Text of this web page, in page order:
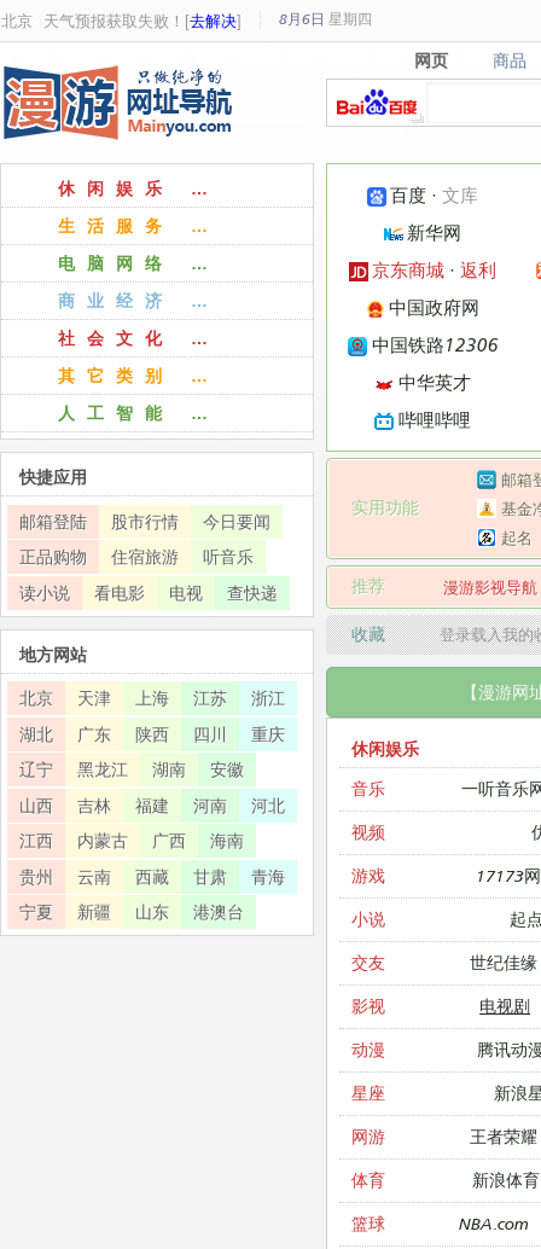
北京 天气预报获取失败！[去解决] 8月6日 星期四
网页
网页 商品
商品
百度 ·文库
新华网
京东商城 ·返利
中国政府网
中国铁路12306
中华英才
哔哩哔哩
实用功能
邮箱
基金
起名
推荐 漫游影视导航
收藏 登录载入我
【漫游网
休闲娱乐
音乐
一听音乐
视频
游戏 17173
小说 起
交友 世纪佳缘
影视 电视剧
动漫 腾讯动
星座 新浪
网游 王者荣耀
体育 新浪体育
篮球 NBA.com
休闲娱乐 …
生活服务 …
电脑网络 …
商业经济 …
社会文化 …
其它类别 …
人工智能 …
快捷应用
邮箱登陆 股市行情
今日要闻
正品购物
住宿旅游
听音乐
读小说
看电影 电视 查快递
地方网站
北京 天津 上海 江苏
浙江
湖北
广东 陕西 四川
重庆
辽宁
黑龙江 湖南
安徽
山西
吉林 福建 河南
河北
江西
内蒙古 广西
海南
贵州
云南 西藏 甘肃
青海
宁夏
新疆 山东 港澳台